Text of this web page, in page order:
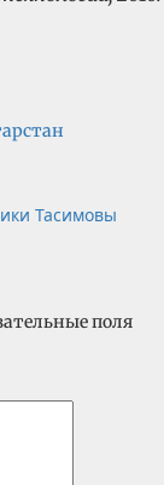
Тасимовы
поля